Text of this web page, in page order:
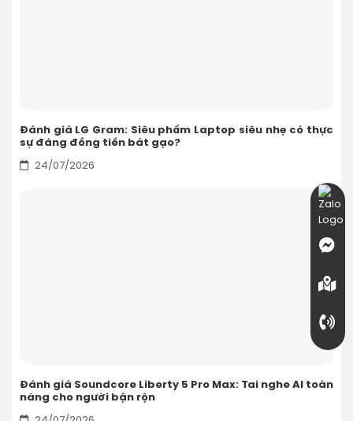
Đánh giá LG Gram: Siêu phẩm Laptop siêu nhẹ có thực
sự đáng đồng tiền bát gạo?
24/07/2026
Đánh giá Soundcore Liberty 5 Pro Max: Tai nghe AI toàn
năng cho người bận rộn